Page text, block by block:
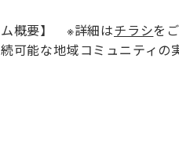
ム概要】 ※詳細はチラシを
可能な地域コミュニティの